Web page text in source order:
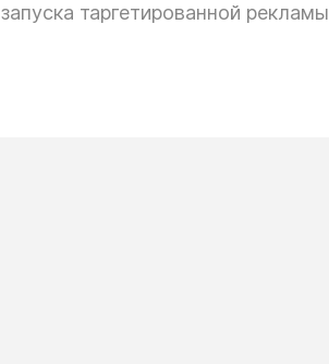
запуска таргетированной рекламы